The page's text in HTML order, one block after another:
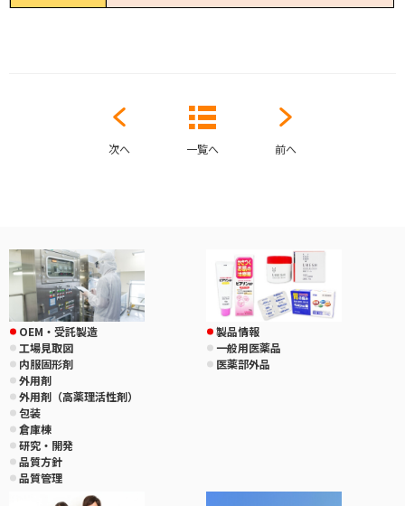
一覧へ
次へ 前へ
OEM・受託製造
工場見取図
内服固形剤
外用剤
外用剤（高薬理活性剤）
包装
倉庫棟
研究・開発
品質方針
品質管理
製品情報
一般用医薬品
医薬部外品